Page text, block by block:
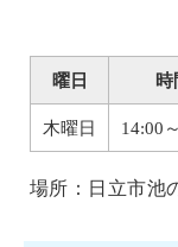
曜日 時
木曜日 14:00
場所：日立市池